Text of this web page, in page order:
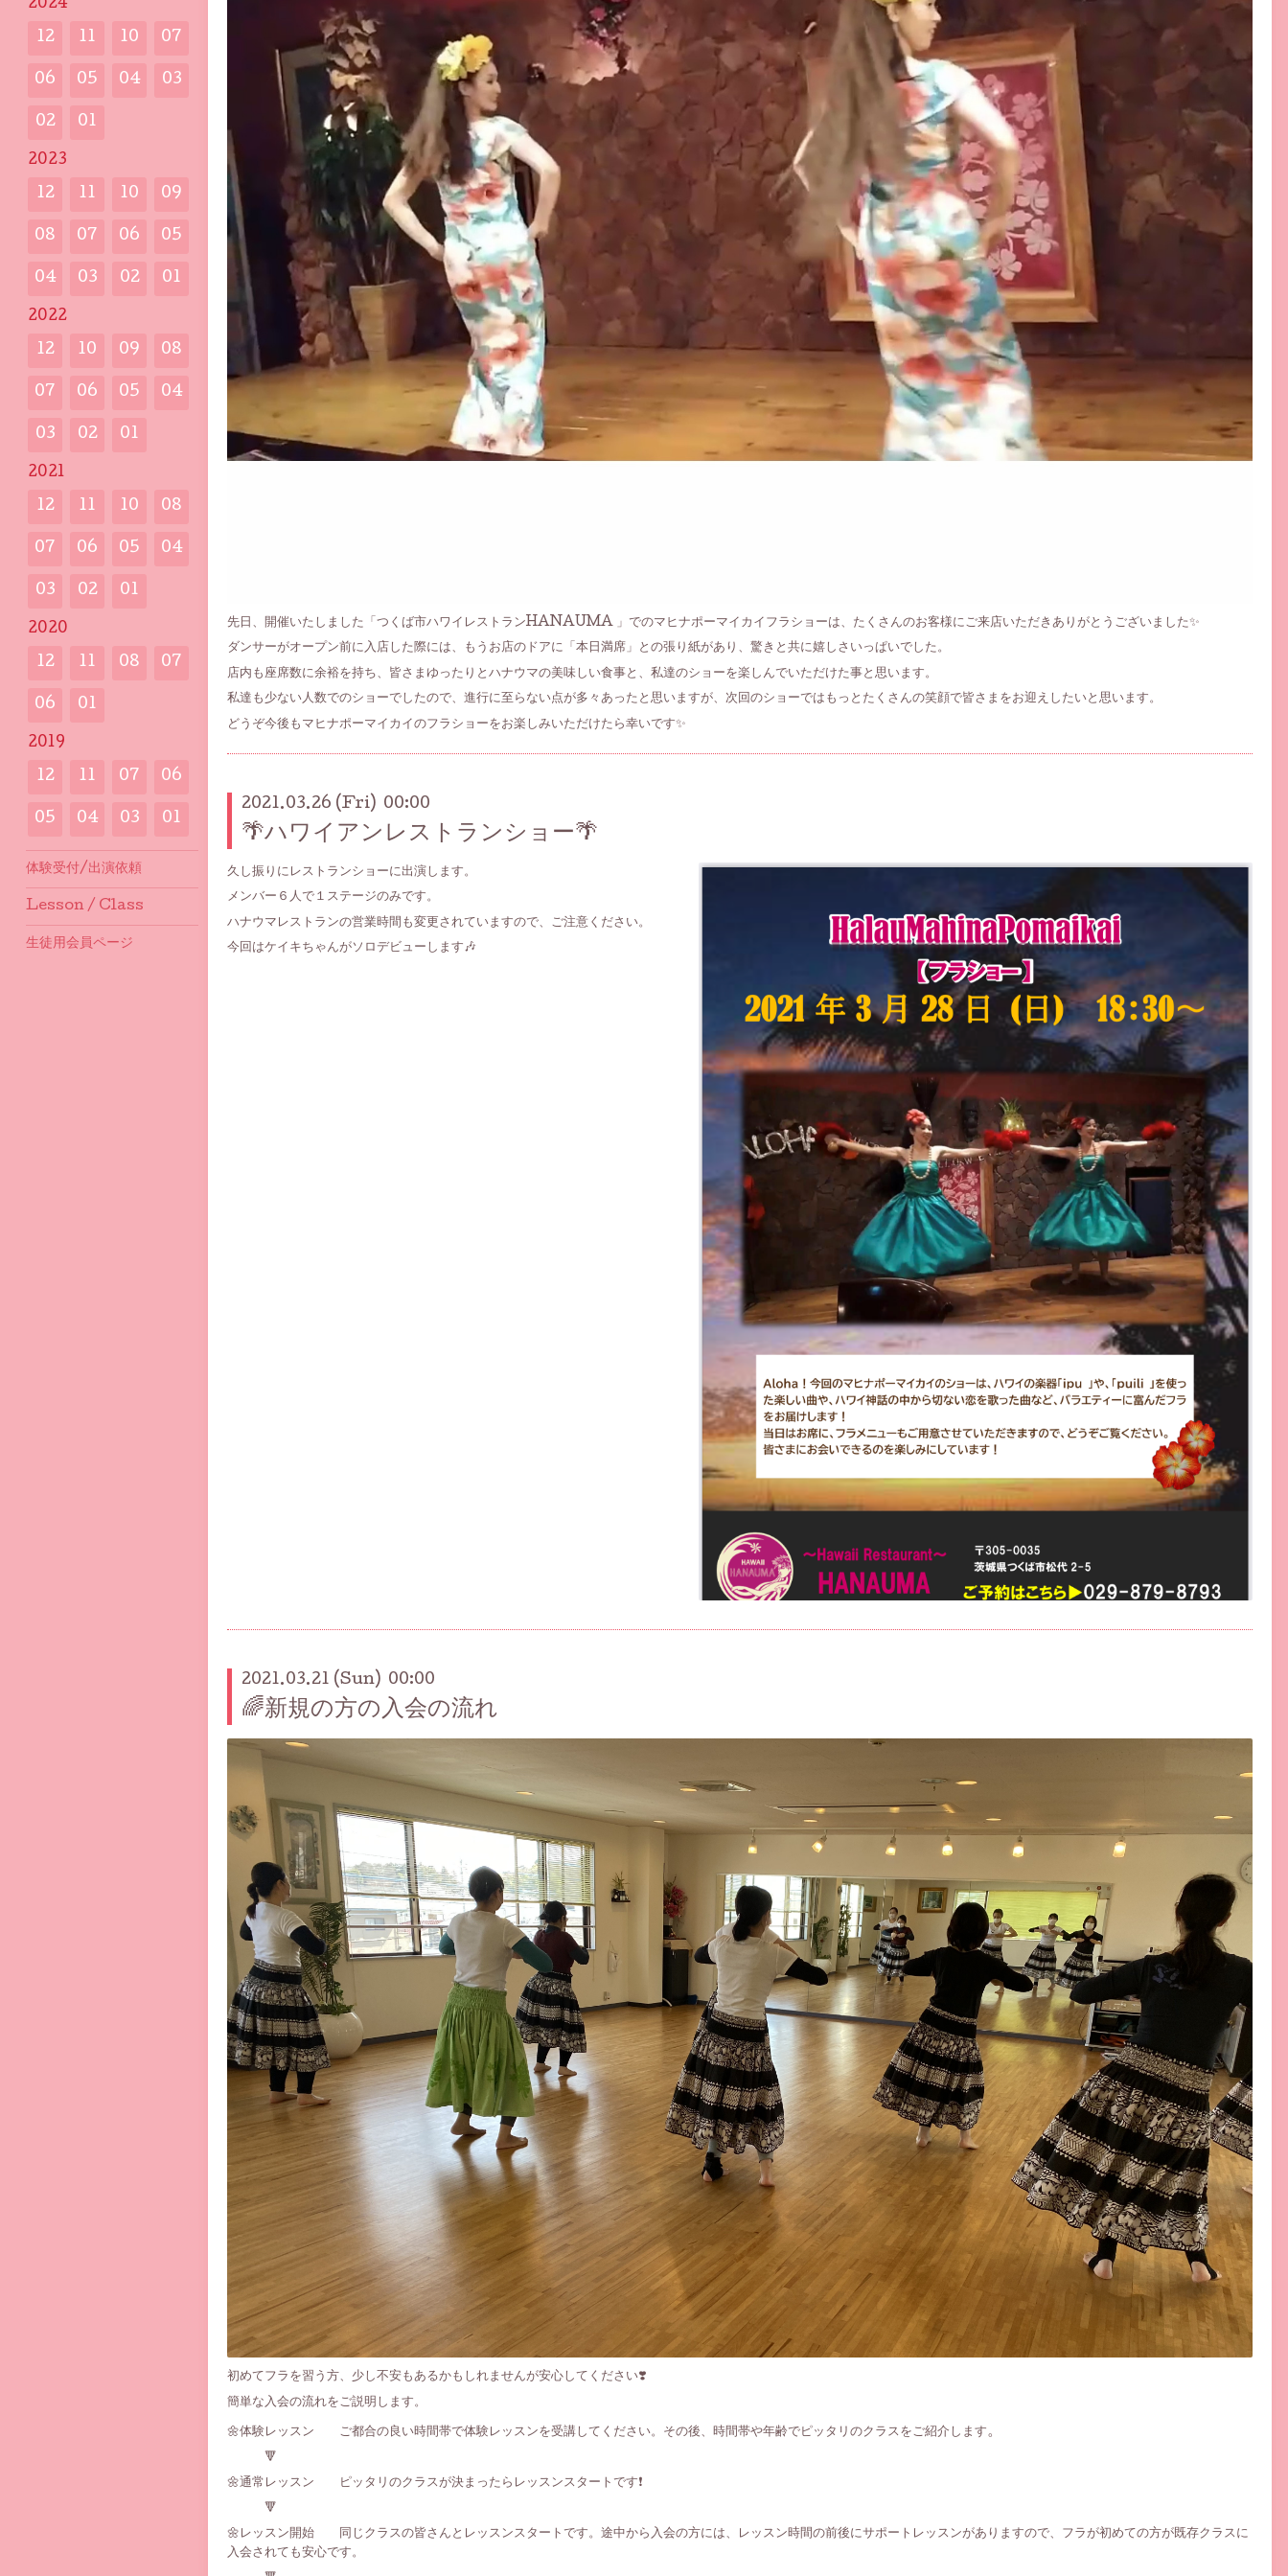
先日、開催いたしました「つくば市ハワイレストランHANAUMA 」でのマヒナポーマイカイフラショーは、たくさんのお客様にご来店いただきありがとうございました✨
ダンサーがオープン前に入店した際には、もうお店のドアに「本日満席」との張り紙があり、驚きと共に嬉しさいっぱいでした。
店内も座席数に余裕を持ち、皆さまゆったりとハナウマの美味しい食事と、私達のショーを楽しんでいただけた事と思います。
私達も少ない人数でのショーでしたので、進行に至らない点が多々あったと思いますが、次回のショーではもっとたくさんの笑顔で皆さまをお迎えしたいと思います。
どうぞ今後もマヒナポーマイカイのフラショーをお楽しみいただけたら幸いです✨
2021.03.26 (Fri) 00:00
🌴ハワイアンレストランショー🌴
久し振りにレストランショーに出演します。
メンバー６人で１ステージのみです。
ハナウマレストランの営業時間も変更されていますので、ご注意ください。
今回はケイキちゃんがソロデビューします🎶
2021.03.21 (Sun) 00:00
🌈新規の方の入会の流れ
初めてフラを習う方、少し不安もあるかもしれませんが安心してください❣️
簡単な入会の流れをご説明します。
🌼体験レッスン ご都合の良い時間帯で体験レッスンを受講してください。その後、時間帯や年齢でピッタリのクラスをご紹介します 。
🔻
🌼通常レッスン ピッタリのクラスが決まったらレッスンスタートです❗️
🔻
🌼レッスン開始 同じクラスの皆さんとレッスンスタートです。途中から入会の方には、レッスン時間の前後にサポートレッスンがありますので、フラが初めての方が既存クラスに
入会されても安心です。
2024
12 11 10 07
06 05 04 03
02 01
2023
12 11 10 09
08 07 06 05
04 03 02 01
2022
12 10 09 08
07 06 05 04
03 02 01
2021
12 11 10 08
07 06 05 04
03 02 01
2020
12 11 08 07
06 01
2019
12 11 07 06
05 04 03 01
体験受付/出演依頼
Lesson / Class
生徒用会員ページ